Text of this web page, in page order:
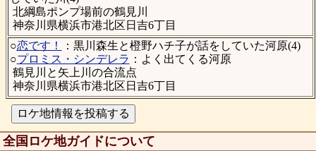
北綱島ポンプ場前の鶴見川
神奈川県横浜市港北区日吉6丁目
○恋です！
：黒川森生と橙野ハチ子が話をしていた河原(4)
○プロミス・シンデレラ ：よく出てくる河原
鶴見川と矢上川の合流点
神奈川県横浜市港北区日吉6丁目
全国ロケ地ガイドについて